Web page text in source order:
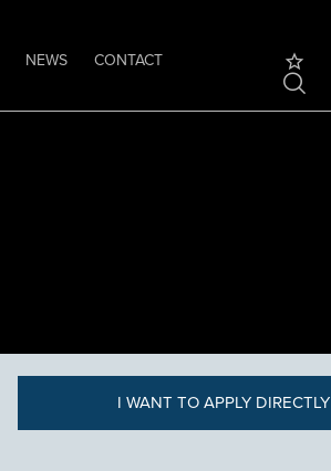
NEWS
CONTACT
I WANT TO APPLY DIRECTLY